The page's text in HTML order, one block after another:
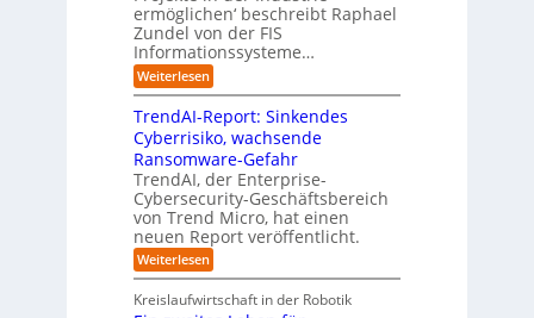
u
n
g
y
s
t
e
m
v
o
n
F
o
r
m
w
a
s
t
e
r
e
n
g
e
g
e
n
ü
b
e
r
n
i
c
h
f
t
b
e
i
d
e
r
O
r
i
e
n
t
i
ermöglichen‘ beschreibt Raphael
Zundel von der FIS
Informationssysteme…
Weiterlesen:
I
n
d
u
s
t
r
i
a
l
A
I
n
TrendAI-Report: Sinkendes
Cyberrisiko, wachsende
Ransomware-Gefahr
TrendAI, der Enterprise-
Cybersecurity-Geschäftsbereich
von Trend Micro, hat einen
neuen Report veröffentlicht.
Weiterlesen:
T
e
Kreislaufwirtschaft in der Robotik